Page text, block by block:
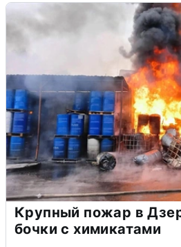
Крупный пожар в
бочки с химикатами